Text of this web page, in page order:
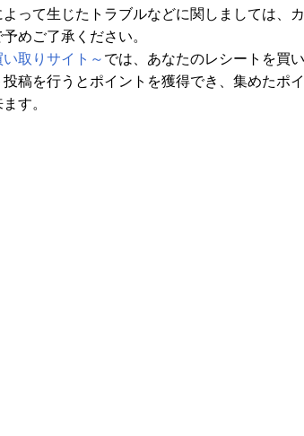
って生じたトラブルなどに関しましては、
めご了承ください。
取りサイト～ では、あなたのレシートを買
稿を行うとポイントを獲得でき、集めたポ
す。